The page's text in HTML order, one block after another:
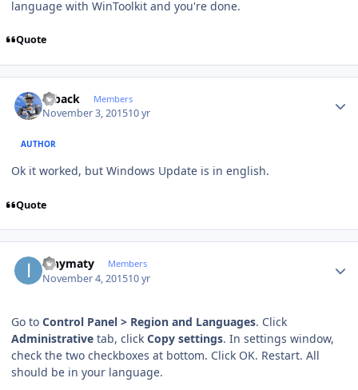
language with WinToolkit and you're done.
Quote
ryback Members
November 3, 201510 yr
AUTHOR
Ok it worked, but Windows Update is in english.
Quote
ianymaty Members
November 4, 201510 yr
Go to Control Panel > Region and Languages. Click
Administrative tab, click Copy settings. In settings window,
check the two checkboxes at bottom. Click OK. Restart. All
should be in your language.